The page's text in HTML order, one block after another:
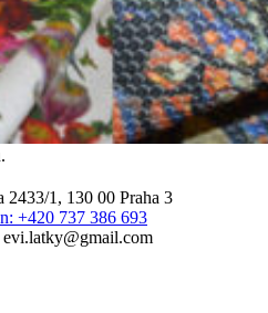
2433/1, 130 00 Praha 3
+420 737 386 693